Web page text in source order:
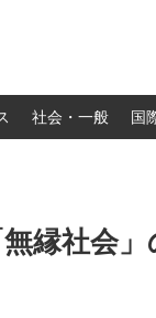
社会・一般 国
無縁社会